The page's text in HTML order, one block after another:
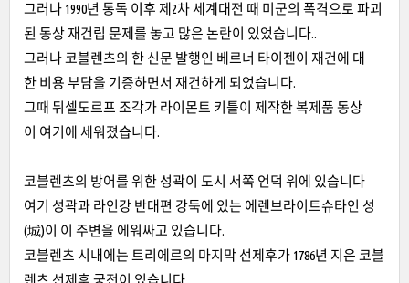
그러나 1990년 통독 이후 제2차 세계대전 때 미군의 폭격으로 파괴
된 동상 재건립 문제를 놓고 많은 논란이 있었습니다..
그러나 코블렌츠의 한 신문 발행인 베르너 타이젠이 재건에 대
한 비용 부담을 기증하면서 재건하게 되었습니다.
그때 뒤셀도르프 조각가 라이몬트 키틀이 제작한 복제품 동상
이 여기에 세워졌습니다.
코블렌츠의 방어를 위한 성곽이 도시 서쪽 언덕 위에 있습니다
여기 성곽과 라인강 반대편 강둑에 있는 에렌브라이트슈타인 성
(城)이 이 주변을 에워싸고 있습니다.
코블렌츠 시내에는 트리에르의 마지막 선제후가 1786년 지은 코블
렌츠 선제후 궁전이 있습니다.